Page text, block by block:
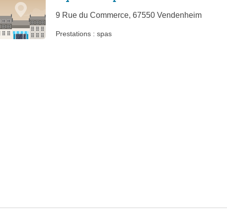
9 Rue du Commerce, 67550 Vendenheim
Prestations : spas